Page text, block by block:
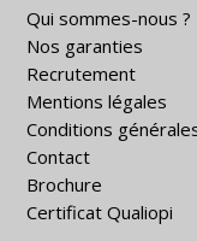
Qui sommes-nous ?
Nos garanties
Recrutement
Mentions légales
Conditions
Contact
Brochure
Certificat Qualiopi